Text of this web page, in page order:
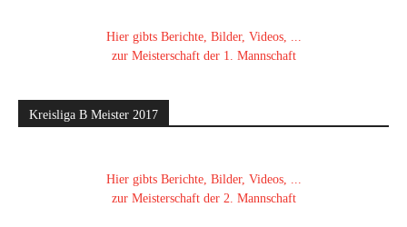
Hier gibts Berichte, Bilder, Videos, ...
zur Meisterschaft der 1. Mannschaft
Kreisliga B Meister 2017
Hier gibts Berichte, Bilder, Videos, ...
zur Meisterschaft der 2. Mannschaft